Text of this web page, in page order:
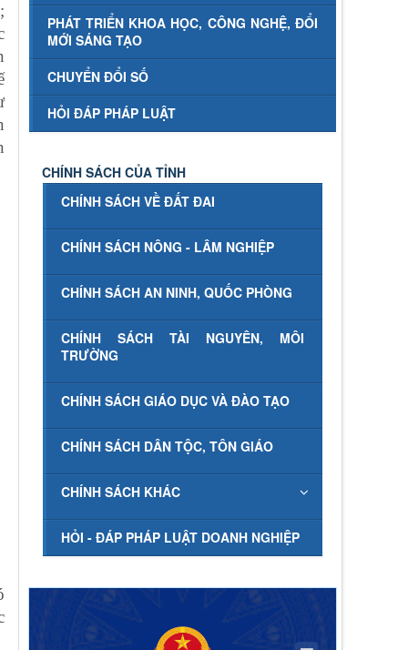
PHÁT TRIỂN KHOA HỌC, CÔNG NGHỆ, ĐỔI
MỚI SÁNG TẠO
CHUYỂN ĐỔI SỐ
HỎI ĐÁP PHÁP LUẬT
CHÍNH SÁCH CỦA TỈNH
CHÍNH SÁCH VỀ ĐẤT ĐAI
CHÍNH SÁCH NÔNG - LÂM NGHIỆP
CHÍNH SÁCH AN NINH, QUỐC PHÒNG
CHÍNH SÁCH TÀI NGUYÊN, MÔI
TRƯỜNG
CHÍNH SÁCH GIÁO DỤC VÀ ĐÀO TẠO
CHÍNH SÁCH DÂN TỘC, TÔN GIÁO
CHÍNH SÁCH KHÁC
HỎI - ĐÁP PHÁP LUẬT DOANH NGHIỆP